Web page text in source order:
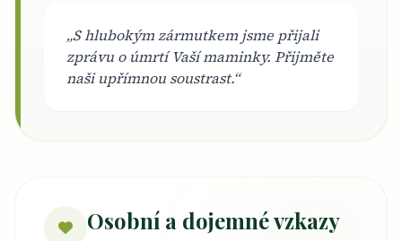
„S hlubokým zármutkem jsme přijali
zprávu o úmrtí Vaší maminky. Přijměte
naši upřímnou soustrast.“
Osobní a dojemné vzkazy